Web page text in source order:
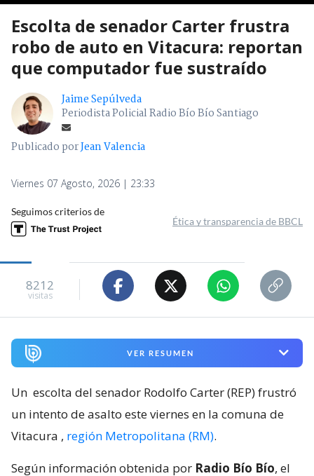
Escolta de senador Carter frustra
robo de auto en Vitacura: reportan
que computador fue sustraído
Jaime Sepúlveda
Periodista Policial Radio Bío Bío Santiago
Publicado porJean Valencia
Viernes 07 Agosto, 2026 | 23:33
Seguimos criterios de
Ética y transparencia de BBCL
8212
visitas
VER RESUMEN
Un escolta del senador Rodolfo Carter (REP) frustró
un intento de asalto este viernes en la comuna de
Vitacura , región Metropolitana (RM).
Según información obtenida por Radio Bío Bío, el